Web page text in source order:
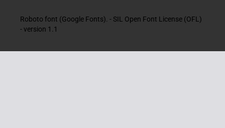
Roboto font (Google Fonts). - SIL Open Font License (OFL)
- version 1.1